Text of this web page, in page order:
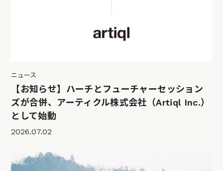
ニュース
【お知らせ】ハーチとフューチャーセッション
ズが合併、アーティクル株式会社（Artiql Inc.）
として始動
2026.07.02